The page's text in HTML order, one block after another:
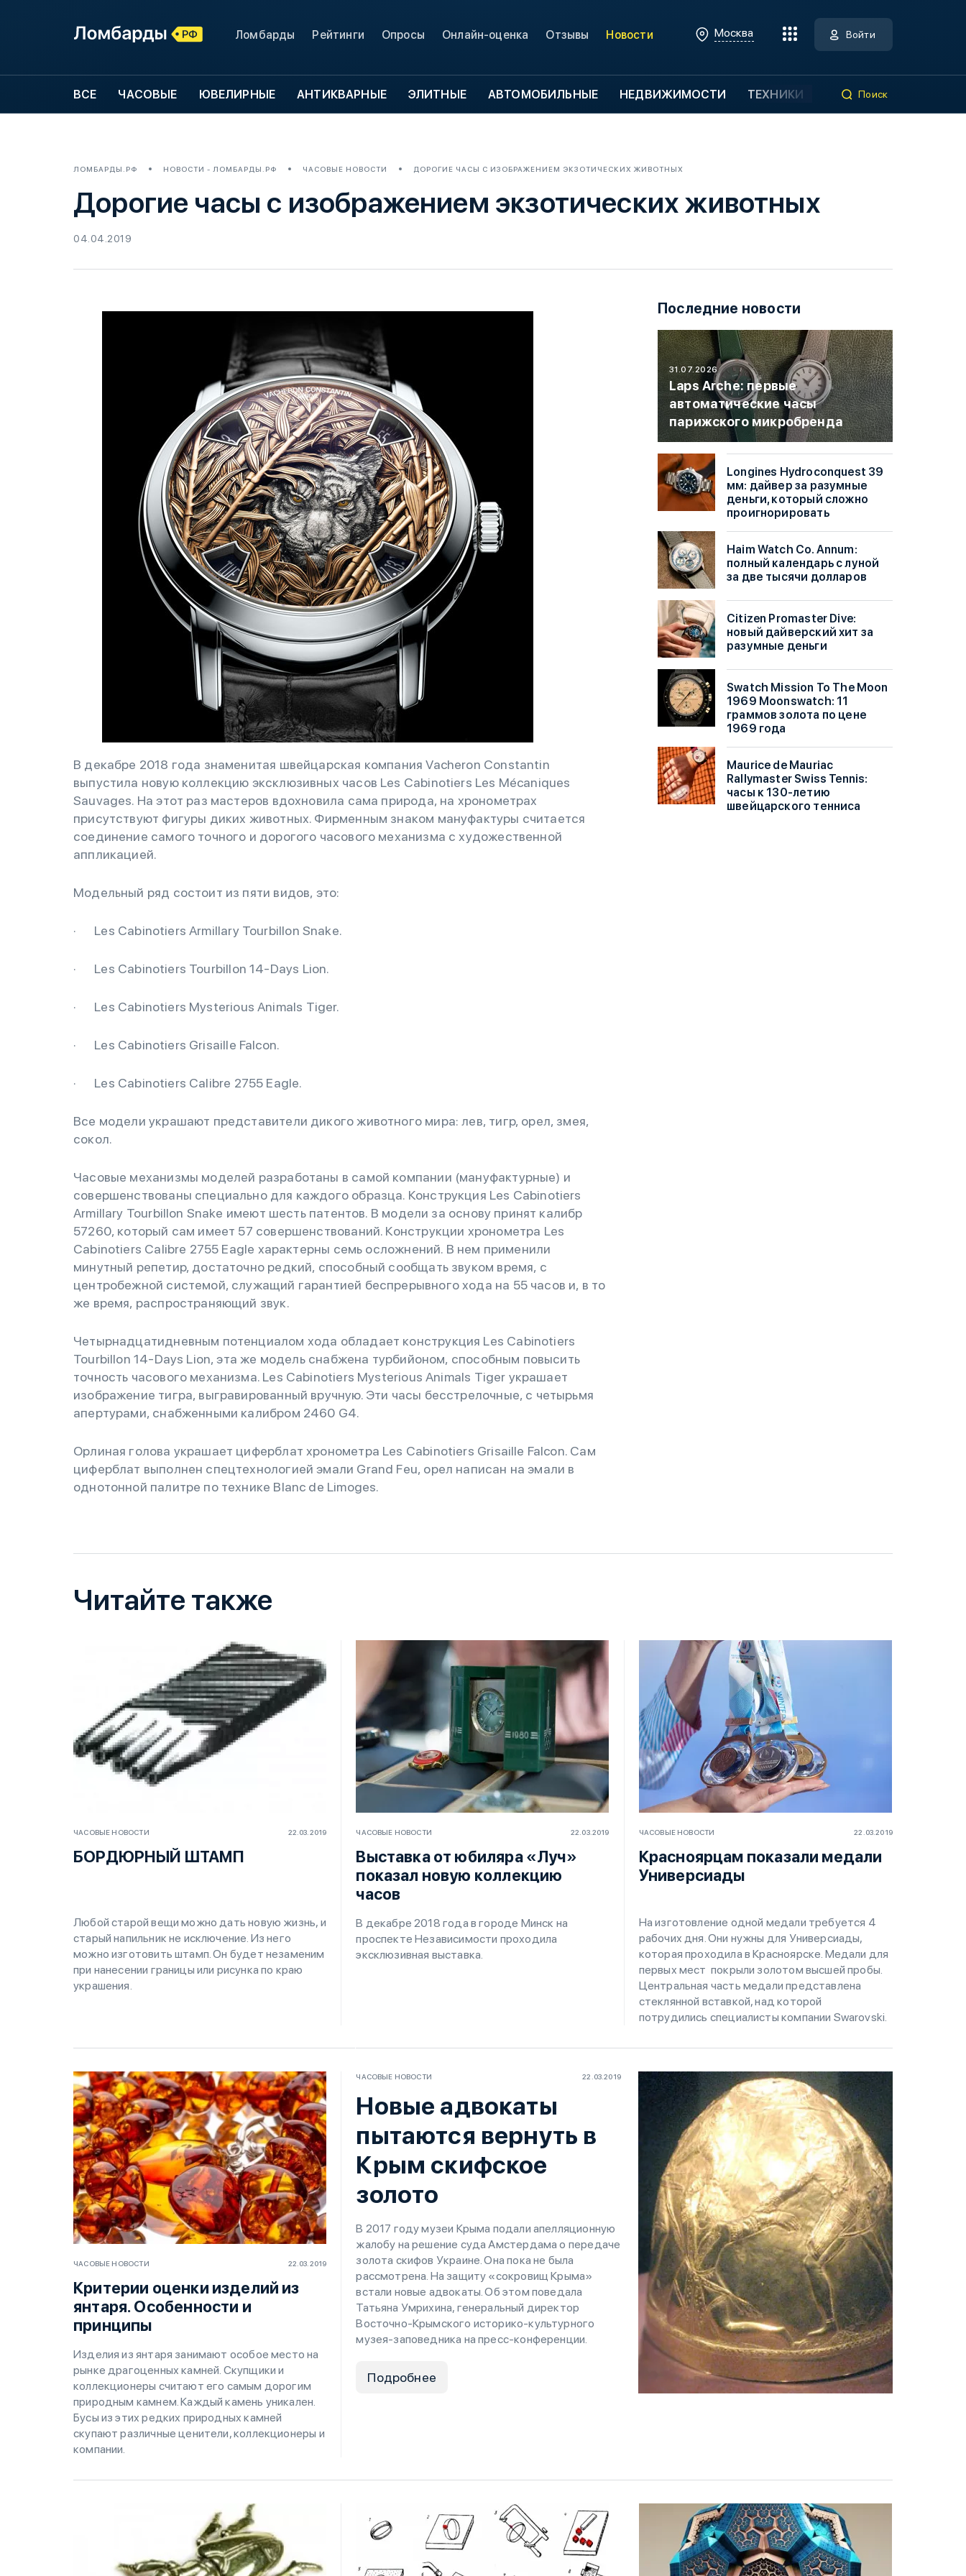
Ломбарды Рейтинги Опросы Онлайн-оценка Отзывы Новости Москва Войти
ВСЕ ЧАСОВЫЕ ЮВЕЛИРНЫЕ АНТИКВАРНЫЕ ЭЛИТНЫЕ АВТОМОБИЛЬНЫЕ НЕДВИЖИМОСТИ ТЕХНИКИ Поиск
ЛОМБАРДЫ.РФ НОВОСТИ - ЛОМБАРДЫ.РФ ЧАСОВЫЕ НОВОСТИ ДОРОГИЕ ЧАСЫ С ИЗОБРАЖЕНИЕМ ЭКЗОТИЧЕСКИХ ЖИВОТНЫХ
Дорогие часы с изображением экзотических животных
04.04.2019
В декабре 2018 года знаменитая швейцарская компания Vacheron Constantin
выпустила новую коллекцию эксклюзивных часов Les Cabinotiers Les Mécaniques
Sauvages. На этот раз мастеров вдохновила сама природа, на хронометрах
присутствуют фигуры диких животных. Фирменным знаком мануфактуры считается
соединение самого точного и дорогого часового механизма с художественной
аппликацией.
Модельный ряд состоит из пяти видов, это:
· Les Cabinotiers Armillary Tourbillon Snake.
· Les Cabinotiers Tourbillon 14-Days Lion.
· Les Cabinotiers Mysterious Animals Tiger.
· Les Cabinotiers Grisaille Falcon.
· Les Cabinotiers Calibre 2755 Eagle.
Все модели украшают представители дикого животного мира: лев, тигр, орел, змея,
сокол.
Часовые механизмы моделей разработаны в самой компании (мануфактурные) и
совершенствованы специально для каждого образца. Конструкция Les Cabinotiers
Armillary Tourbillon Snake имеют шесть патентов. В модели за основу принят калибр
57260, который сам имеет 57 совершенствований. Конструкции хронометра Les
Cabinotiers Calibre 2755 Eagle характерны семь осложнений. В нем применили
минутный репетир, достаточно редкий, способный сообщать звуком время, с
центробежной системой, служащий гарантией беспрерывного хода на 55 часов и, в то
же время, распространяющий звук.
Четырнадцатидневным потенциалом хода обладает конструкция Les Cabinotiers
Tourbillon 14-Days Lion, эта же модель снабжена турбийоном, способным повысить
точность часового механизма. Les Cabinotiers Mysterious Animals Tiger украшает
изображение тигра, выгравированный вручную. Эти часы бесстрелочные, с четырьмя
апертурами, снабженными калибром 2460 G4.
Орлиная голова украшает циферблат хронометра Les Cabinotiers Grisaille Falcon. Сам
циферблат выполнен спецтехнологией эмали Grand Feu, орел написан на эмали в
однотонной палитре по технике Blanc de Limoges.
Последние новости
31.07.2026
Laps Arche: первые
автоматические часы
парижского микробренда
Longines Hydroconquest 39
мм: дайвер за разумные
деньги, который сложно
проигнорировать
Haim Watch Co. Annum:
полный календарь с луной
за две тысячи долларов
Citizen Promaster Dive:
новый дайверский хит за
разумные деньги
Swatch Mission To The Moon
1969 Moonswatch: 11
граммов золота по цене
1969 года
Maurice de Mauriac
Rallymaster Swiss Tennis:
часы к 130-летию
швейцарского тенниса
Читайте также
ЧАСОВЫЕ НОВОСТИ 22.03.2019
БОРДЮРНЫЙ ШТАМП
Любой старой вещи можно дать новую жизнь, и
старый напильник не исключение. Из него
можно изготовить штамп. Он будет незаменим
при нанесении границы или рисунка по краю
украшения.
ЧАСОВЫЕ НОВОСТИ 22.03.2019
Выставка от юбиляра «Луч»
показал новую коллекцию
часов
В декабре 2018 года в городе Минск на
проспекте Независимости проходила
эксклюзивная выставка.
ЧАСОВЫЕ НОВОСТИ 22.03.2019
Красноярцам показали медали
Универсиады
На изготовление одной медали требуется 4
рабочих дня. Они нужны для Универсиады,
которая проходила в Красноярске. Медали для
первых мест покрыли золотом высшей пробы.
Центральная часть медали представлена
стеклянной вставкой, над которой
потрудились специалисты компании Swarovski.
ЧАСОВЫЕ НОВОСТИ 22.03.2019
Критерии оценки изделий из
янтаря. Особенности и
принципы
Изделия из янтаря занимают особое место на
рынке драгоценных камней. Скупщики и
коллекционеры считают его самым дорогим
природным камнем. Каждый камень уникален.
Бусы из этих редких природных камней
скупают различные ценители, коллекционеры и
компании.
ЧАСОВЫЕ НОВОСТИ 22.03.2019
Новые адвокаты
пытаются вернуть в
Крым скифское
золото
В 2017 году музеи Крыма подали апелляционную
жалобу на решение суда Амстердама о передаче
золота скифов Украине. Она пока не была
рассмотрена. На защиту «сокровищ Крыма»
встали новые адвокаты. Об этом поведала
Татьяна Умрихина, генеральный директор
Восточно-Крымского историко-культурного
музея-заповедника на пресс-конференции.
Подробнее